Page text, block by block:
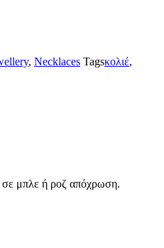
, Necklaces Tagsκολιέ,
σε μπλε ή ροζ απόχρωση.